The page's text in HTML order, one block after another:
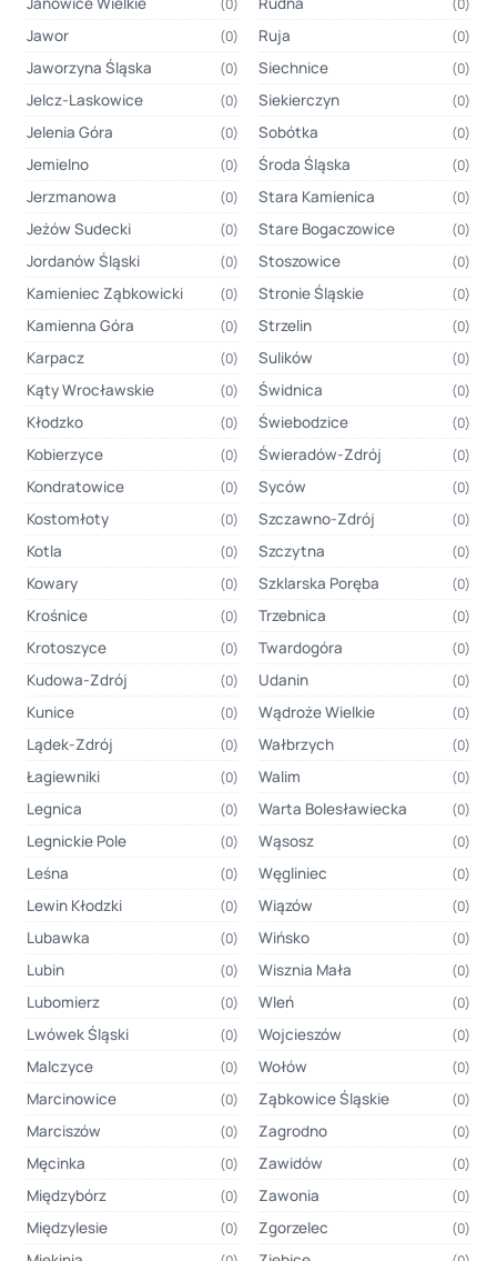
(0)
Jawor (0)
Jaworzyna Śląska (0)
Jelcz-Laskowice (0)
Jelenia Góra (0)
Jemielno (0)
Jerzmanowa (0)
Jeżów Sudecki (0)
Jordanów Śląski (0)
Kamieniec Ząbkowicki (0)
Kamienna Góra (0)
Karpacz (0)
Kąty Wrocławskie (0)
Kłodzko (0)
Kobierzyce (0)
Kondratowice (0)
Kostomłoty (0)
Kotla (0)
Kowary (0)
Krośnice (0)
Krotoszyce (0)
Kudowa-Zdrój (0)
Kunice (0)
Lądek-Zdrój (0)
Łagiewniki (0)
Legnica (0)
Legnickie Pole (0)
Leśna (0)
Lewin Kłodzki (0)
Lubawka (0)
Lubin (0)
Lubomierz (0)
Lwówek Śląski (0)
Malczyce (0)
Marcinowice (0)
Marciszów (0)
Męcinka (0)
Międzybórz (0)
Międzylesie (0)
(0)
Ruja (0)
Siechnice (0)
Siekierczyn (0)
Sobótka (0)
Środa Śląska (0)
Stara Kamienica (0)
Stare Bogaczowice (0)
Stoszowice (0)
Stronie Śląskie (0)
Strzelin (0)
Sulików (0)
Świdnica (0)
Świebodzice (0)
Świeradów-Zdrój (0)
Syców (0)
Szczawno-Zdrój (0)
Szczytna (0)
Szklarska Poręba (0)
Trzebnica (0)
Twardogóra (0)
Udanin (0)
Wądroże Wielkie (0)
Wałbrzych (0)
Walim (0)
Warta Bolesławiecka (0)
Wąsosz (0)
Węgliniec (0)
Wiązów (0)
Wińsko (0)
Wisznia Mała (0)
Wleń (0)
Wojcieszów (0)
Wołów (0)
Ząbkowice Śląskie (0)
Zagrodno (0)
Zawidów (0)
Zawonia (0)
Zgorzelec (0)